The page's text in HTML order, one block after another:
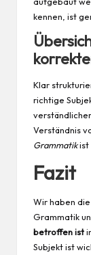
kennen, ist
Klar
richtige
Verständnis
Grammatikist
Fazit
Wir haben
Grammatik
betroffen ist
Subjekt ist